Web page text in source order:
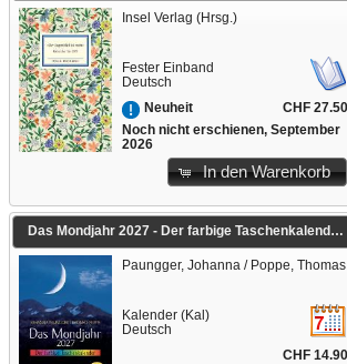
Insel Verlag (Hrsg.)
Fester Einband
Deutsch
Neuheit
CHF 27.50
Noch nicht erschienen, September
2026
In den Warenkorb
Das Mondjahr 2027 - Der farbige Taschenkalender
Paungger, Johanna / Poppe, Thomas
Kalender (Kal)
Deutsch
CHF 14.90